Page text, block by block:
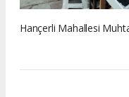
Hançerli Mahallesi